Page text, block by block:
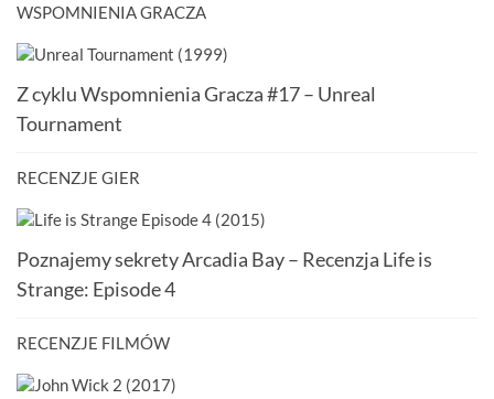
WSPOMNIENIA GRACZA
Z cyklu Wspomnienia Gracza #17 – Unreal
Tournament
RECENZJE GIER
Poznajemy sekrety Arcadia Bay – Recenzja Life is
Strange: Episode 4
RECENZJE FILMÓW